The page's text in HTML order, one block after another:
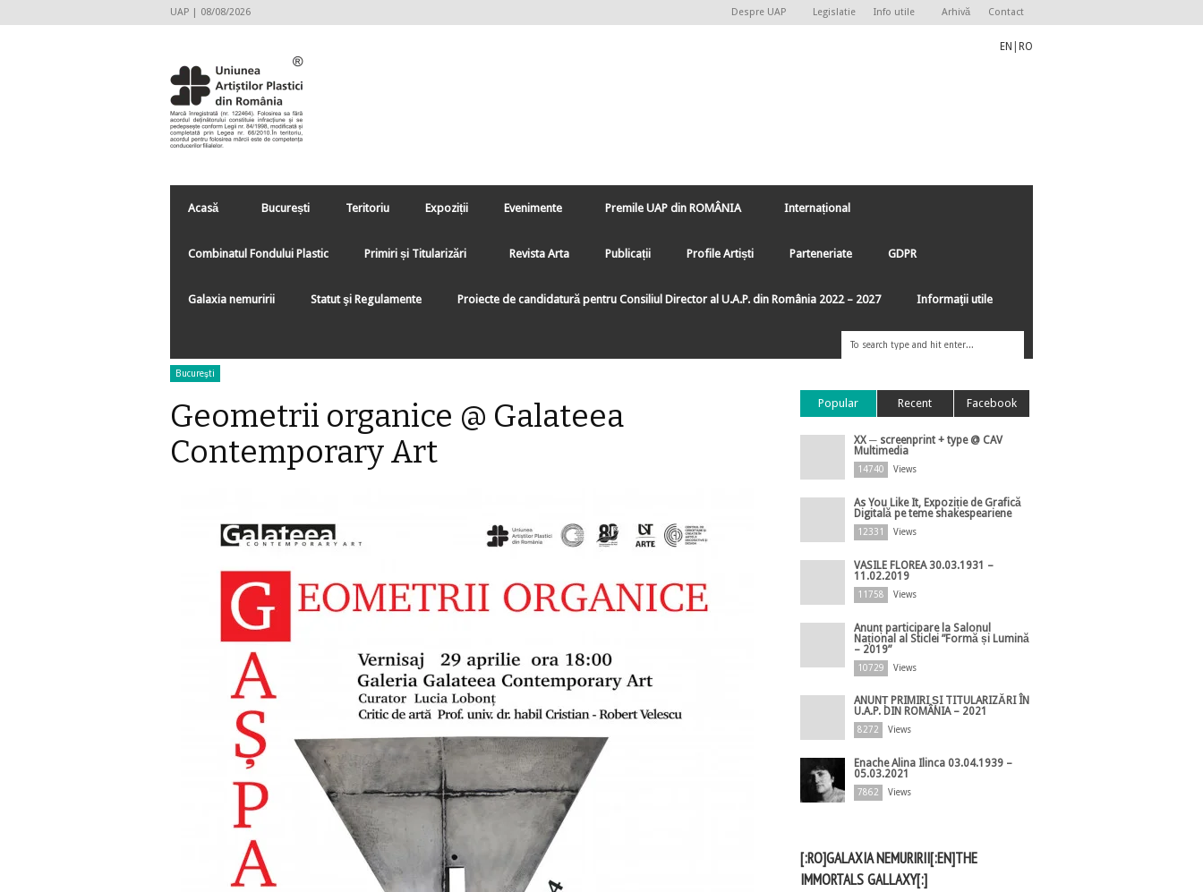
UAP | 08/08/2026 Despre UAP Legislatie Info utile Arhivă Contact
EN RO
Acasă București Teritoriu Expoziții Evenimente Premile UAP din ROMÂNIA Internațional
Combinatul Fondului Plastic Primiri și Titularizări Revista Arta Publicații Profile Artiști Parteneriate GDPR
Galaxia nemuririi Statut şi Regulamente Proiecte de candidatură pentru Consiliul Director al U.A.P. din România 2022 – 2027 Informaţii utile
Bucureşti
Geometrii organice @ Galateea
Contemporary Art
Popular Recent Facebook
XX ─ screenprint + type @ CAV
Multimedia
14740 Views
As You Like It, Expoziție de Grafică
Digitală pe teme shakespeariene
12331 Views
VASILE FLOREA 30.03.1931 –
11.02.2019
11758 Views
Anunț participare la Salonul
Național al Sticlei ”Formă și Lumină
– 2019”
10729 Views
ANUNȚ PRIMIRI ȘI TITULARIZĂRI ÎN
U.A.P. DIN ROMÂNIA – 2021
8272 Views
Enache Alina Ilinca 03.04.1939 –
05.03.2021
7862 Views
[:RO]GALAXIA NEMURIRII[:EN]THE
IMMORTALS GALLAXY[:]